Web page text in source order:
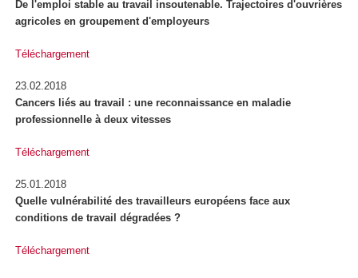
De l'emploi stable au travail insoutenable. Trajectoires d'ouvrières
agricoles en groupement d'employeurs
Téléchargement
23.02.2018
Cancers liés au travail : une reconnaissance en maladie
professionnelle à deux vitesses
Téléchargement
25.01.2018
Quelle vulnérabilité des travailleurs européens face aux
conditions de travail dégradées ?
Téléchargement